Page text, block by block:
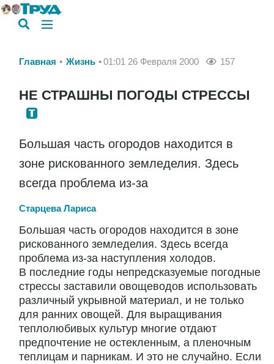
Главная Жизнь 01:01 26 Февраля 2000 157
НЕ СТРАШНЫ ПОГОДЫ СТРЕССЫ
Большая часть огородов находится в
зоне рискованного земледелия. Здесь
всегда проблема из-за
Старцева Лариса
Большая часть огородов находится в зоне
рискованного земледелия. Здесь всегда
проблема из-за наступления холодов.
В последние годы непредсказуемые погодные
стрессы заставили овощеводов использовать
различный укрывной материал, и не только
для ранних овощей. Для выращивания
теплолюбивых культур многие отдают
предпочтение не остекленным, а пленочным
теплицам и парникам. И это не случайно. Если